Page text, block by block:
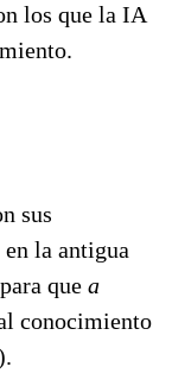
los que la IA
sus
la antigua
que a
conocimiento